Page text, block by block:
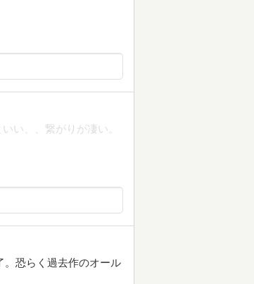
い、、繋がりが凄い。
。恐らく過去作のオール